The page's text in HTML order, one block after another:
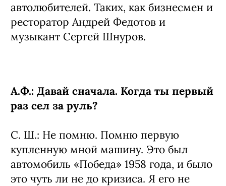
автолюбителей. Таких, как бизнесмен и
ресторатор Андрей Федотов и
музыкант Сергей Шнуров.
А.Ф.: Давай сначала. Когда ты первый
раз сел за руль?
С. Ш.: Не помню. Помню первую
купленную мной машину. Это был
автомобиль «Победа» 1958 года, и было
это чуть ли не до кризиса. Я его не